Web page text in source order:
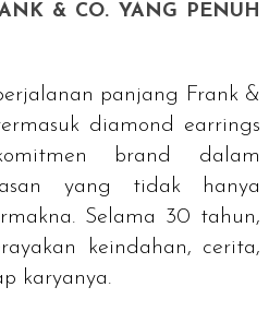
& CO. YANG PENUH
panjang Frank &
diamond earrings
brand dalam
yang tidak hanya
Selama 30 tahun,
keindahan, cerita,
karyanya.